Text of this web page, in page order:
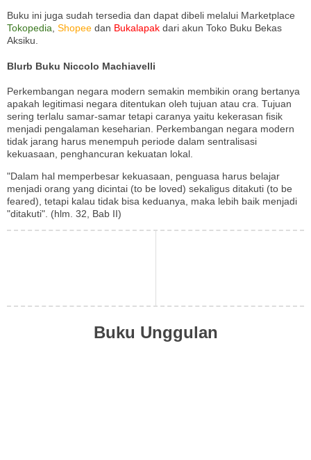
Buku ini juga sudah tersedia dan dapat dibeli melalui Marketplace
Tokopedia, Shopee dan Bukalapak dari akun Toko Buku Bekas
Aksiku.
Blurb Buku Niccolo Machiavelli
Perkembangan negara modern semakin membikin orang bertanya
apakah legitimasi negara ditentukan oleh tujuan atau cra. Tujuan
sering terlalu samar-samar tetapi caranya yaitu kekerasan fisik
menjadi pengalaman keseharian. Perkembangan negara modern
tidak jarang harus menempuh periode dalam sentralisasi
kekuasaan, penghancuran kekuatan lokal.
"Dalam hal memperbesar kekuasaan, penguasa harus belajar
menjadi orang yang dicintai (to be loved) sekaligus ditakuti (to be
feared), tetapi kalau tidak bisa keduanya, maka lebih baik menjadi
"ditakuti". (hlm. 32, Bab II)
Buku Unggulan